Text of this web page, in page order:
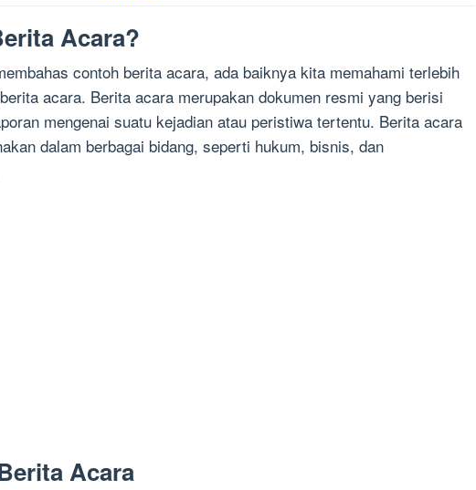
Acara?
contoh berita acara, ada baiknya kita memahami terlebih
acara. Berita acara merupakan dokumen resmi yang berisi
mengenai suatu kejadian atau peristiwa tertentu. Berita acara
dalam berbagai bidang, seperti hukum, bisnis, dan
Acara